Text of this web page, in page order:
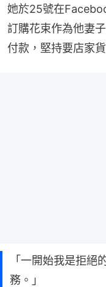
她於25號在
訂購花束作為他妻
付款，堅持要店家
「一開始我是拒絕
務。」